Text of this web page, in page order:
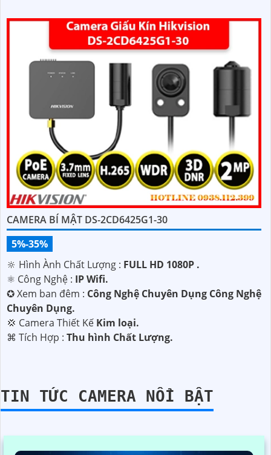
CAMERA BÍ MẬT DS-2CD6425G1-30
5%-35%
🔆 Hình Ành Chất Lượng : FULL HD 1080P .
⚛️ Công Nghệ : IP Wifi.
✪ Xem ban đêm : Công Nghệ Chuyên Dụng Công Nghệ
Chuyên Dụng.
💢 Camera Thiết Kế Kim loại.
️⌘ Tích Hợp : Thu hình Chất Lượng.
TIN TỨC CAMERA NỔI BẬT